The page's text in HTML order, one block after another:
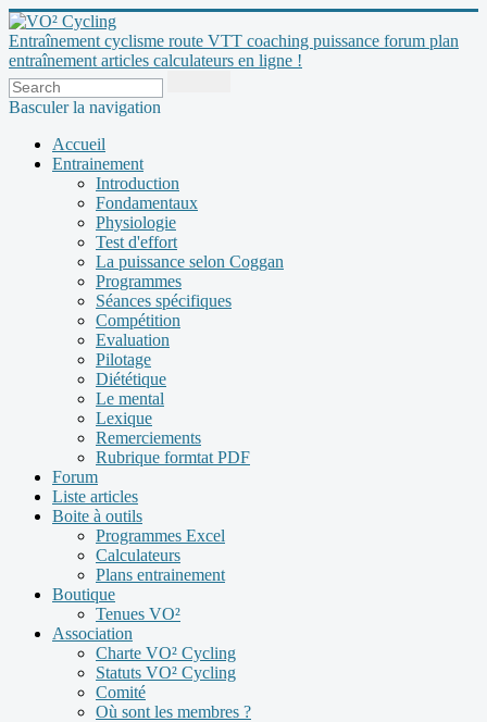
Entraînement cyclisme route VTT coaching puissance forum plan
entraînement articles calculateurs en ligne !
Basculer la navigation
Accueil
Entrainement
Introduction
Fondamentaux
Physiologie
Test d'effort
La puissance selon Coggan
Programmes
Séances spécifiques
Compétition
Evaluation
Pilotage
Diététique
Le mental
Lexique
Remerciements
Rubrique formtat PDF
Forum
Liste articles
Boite à outils
Programmes Excel
Calculateurs
Plans entrainement
Boutique
Tenues VO²
Association
Charte VO² Cycling
Statuts VO² Cycling
Comité
Où sont les membres ?